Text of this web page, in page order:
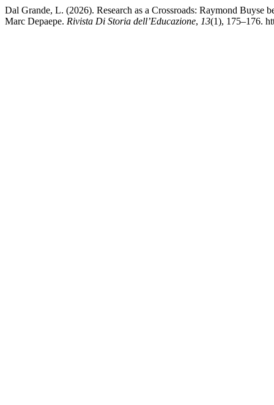
Dal Grande, L. (2026). Research as a Crossroads: Raymond
Marc Depaepe. Rivista Di Storia dell’Educazione, 13(1), 175–176.